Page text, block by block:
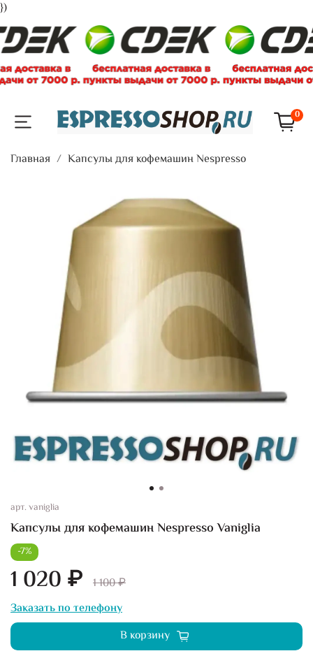
})
0
Главная Капсулы для кофемашин Nespresso
арт.vaniglia
Капсулы для кофемашин Nespresso Vaniglia
-7%
1 020 ₽ 1 100 ₽
Заказать по телефону
В корзину